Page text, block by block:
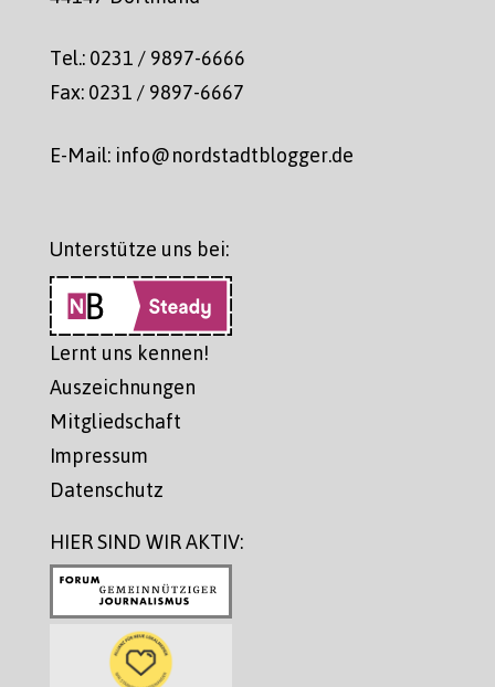
Tel.: 0231 / 9897-6666
Fax: 0231 / 9897-6667
E-Mail: info@nordstadtblogger.de
Unterstütze uns bei:
Lernt uns kennen!
Auszeichnungen
Mitgliedschaft
Impressum
Datenschutz
HIER SIND WIR AKTIV: